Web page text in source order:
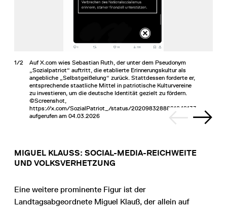
1/2
Auf X.com wies Sebastian Ruth, der unter dem Pseudonym
„Sozialpatriot“ auftritt, die etablierte Erinnerungskultur als
angebliche „Selbstgeißelung“ zurück. Stattdessen forderte er,
entsprechende staatliche Mittel in patriotische Kulturvereine
zu investieren, um die deutsche Identität gezielt zu fördern.
©Screenshot,
https://x.com/SozialPatriot_/status/2020983288891048133,
aufgerufen am 04.03.2026
MIGUEL KLAUSS: SOCIAL-MEDIA-REICHWEITE U
ND VOLKSVERHETZUNG
Eine weitere prominente Figur ist der
Landtagsabgeordnete Miguel Klauß, der allein auf